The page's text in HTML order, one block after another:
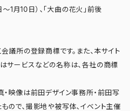
1月10日）、「大曲の花火」前後
議所の登録商標です。また、本サイト
サービスなどの名称は、各社の商標
・映像は前田デザイン事務所・前田写
ので、撮影地や被写体、イベント主催